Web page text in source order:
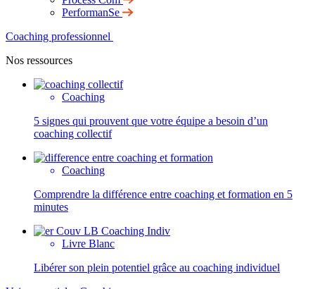
PerformanSe
Coaching professionnel
Nos ressources
Coaching
5 signes qui prouvent que votre équipe a besoin d’un
coaching collectif
Coaching
Comprendre la différence entre coaching et formation en 5
minutes
Livre Blanc
Libérer son plein potentiel grâce au coaching individuel